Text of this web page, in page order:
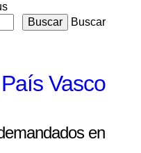
Buscar
Vasco
en